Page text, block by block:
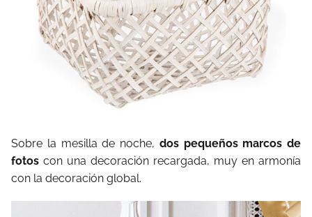
Sobre la mesilla de noche, dos pequeños marcos de
fotos con una decoración recargada, muy en armonía
con la decoración global.